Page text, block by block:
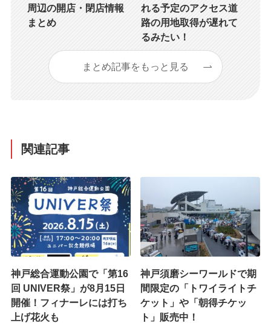
周辺の開店・閉店情報
まとめ
れる予定のアクセス道
路の用地取得が遅れて
るみたい！
まとめ記事をもっと見る
関連記事
神戸総合運動公園で「第16
回 UNIVER祭」が8月15日
開催！フィナーレには打ち
上げ花火も
神戸須磨シーワールドで期
間限定の「トワイライトチ
ケット」や「朝得チケッ
ト」販売中！